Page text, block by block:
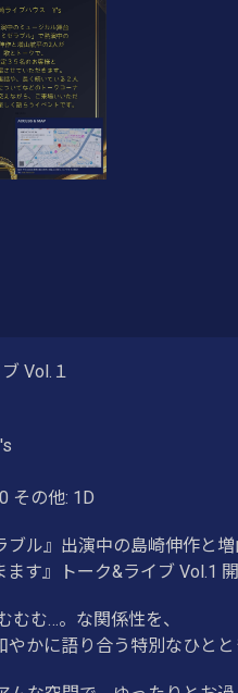
Vol.１
その他: 1D
ル』出演中の島崎伸作と増
す』トーク&ライブ Vol.1
むむ…。な関係性を、
かに語り合う特別なひとと